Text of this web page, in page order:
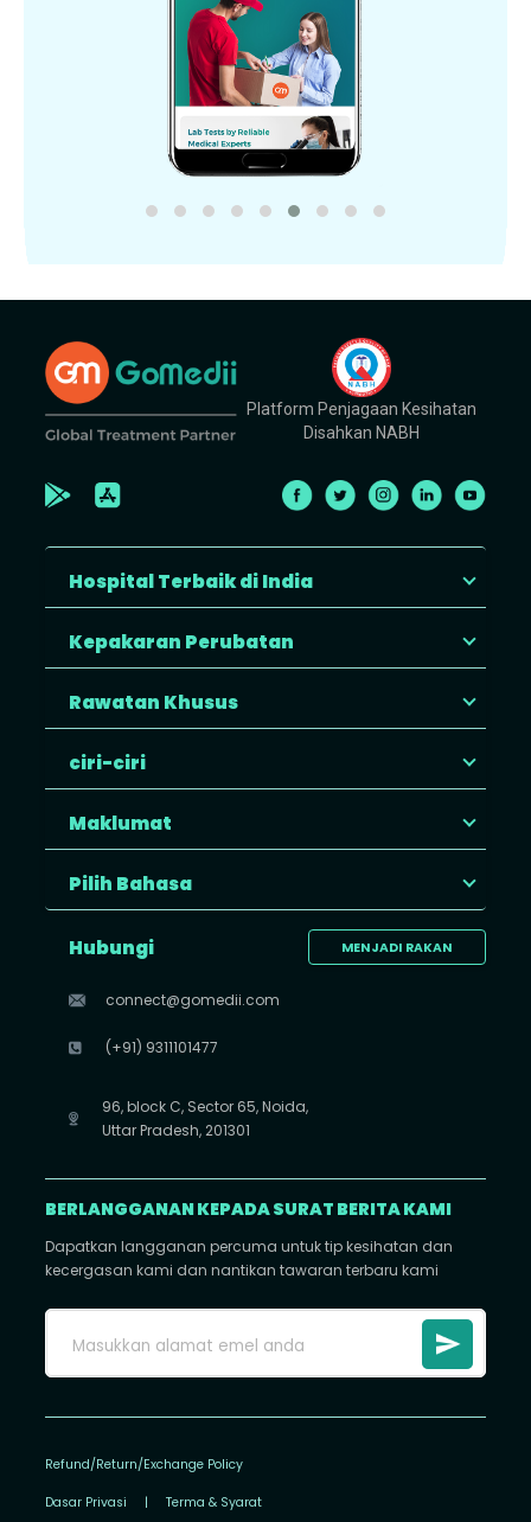
Platform Penjagaan Kesihatan
Disahkan NABH
Hospital Terbaik di India
Kepakaran Perubatan
Rawatan Khusus
ciri-ciri
Maklumat
Pilih Bahasa
MENJADI RAKAN
Hubungi
connect@gomedii.com
(+91) 9311101477
96, block C, Sector 65, Noida,
Uttar Pradesh, 201301
BERLANGGANAN KEPADA SURAT BERITA KAMI
Dapatkan langganan percuma untuk tip kesihatan dan
kecergasan kami dan nantikan tawaran terbaru kami
Refund/Return/Exchange Policy
Dasar Privasi | Terma & Syarat